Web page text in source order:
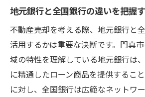
ス
クロージングに向けた最終
売却後の手続きと次へのス
ローンを使って不動産売却をス
テクニック
ローン審査を効率的に進め
地元銀行と全国銀行の違いを把握
不動産売却を考える際、地元銀行と
活用するかは重要な決断です。門真
域の特性を理解している地元銀行は
に精通したローン商品を提供するこ
に対し、全国銀行は広範なネットワ